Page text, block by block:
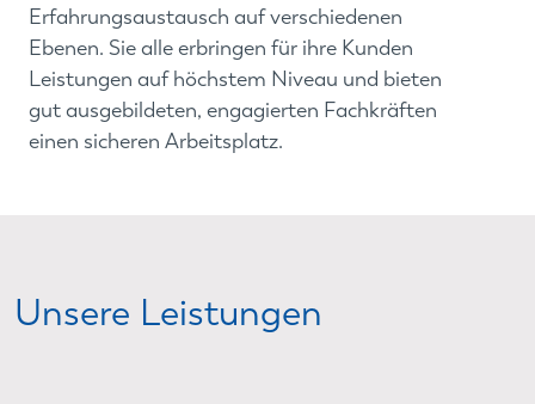
Erfahrungsaustausch auf verschiedenen
Ebenen. Sie alle erbringen für ihre Kunden
Leistungen auf höchstem Niveau und bieten
gut ausgebildeten, engagierten Fachkräften
einen sicheren Arbeitsplatz.
Unsere Leistungen